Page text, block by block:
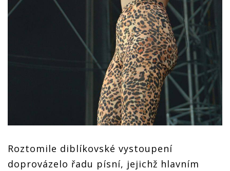
Roztomile diblíkovské vystoupení
doprovázelo řadu písní, jejichž hlavním